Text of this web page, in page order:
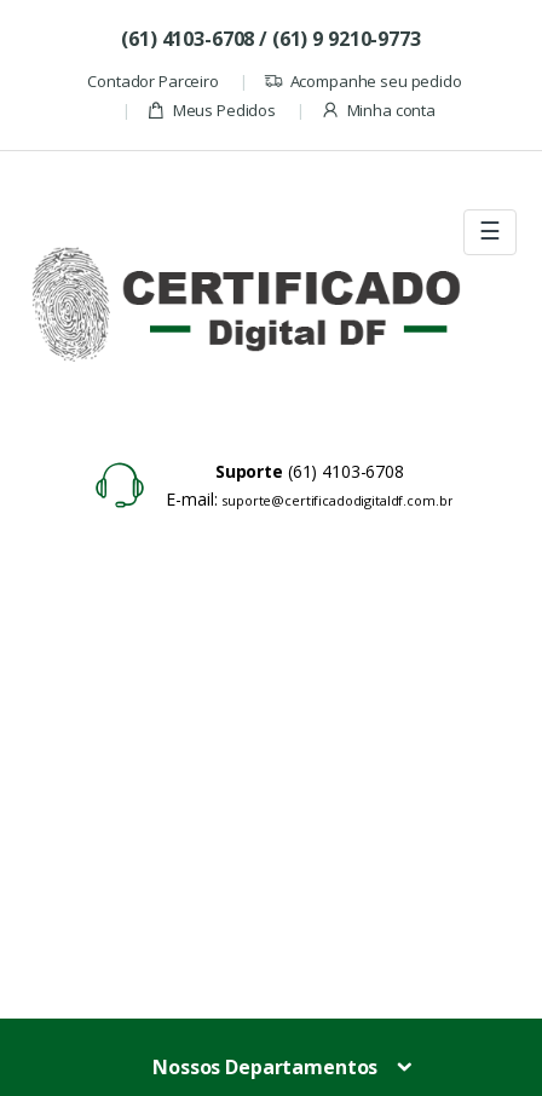
(61) 4103-6708 / (61) 9 9210-9773
Contador Parceiro
Acompanhe seu pedido
Meus Pedidos
Minha conta
☰
Suporte (61) 4103-6708
E-mail: suporte@certificadodigitaldf.com.br
Nossos Departamentos